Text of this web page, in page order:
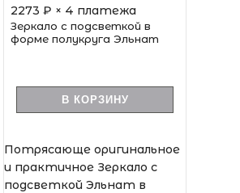
2273 ₽ × 4 платежа
Зеркало с подсветкой в
форме полукруга Эльнат
В КОРЗИНУ
Потрясающе оригинальное
и практичное Зеркало с
подсветкой Эльнат в